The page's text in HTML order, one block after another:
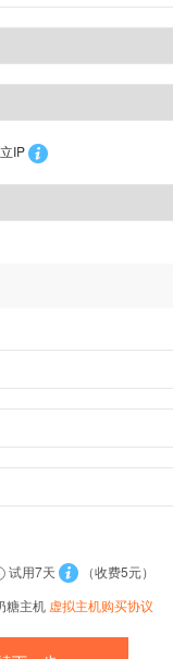
IP
试用7天
（收费5元）
糖主机 虚拟主机购买协议